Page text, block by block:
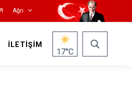
Ağrı
İLETİŞİM
17°C